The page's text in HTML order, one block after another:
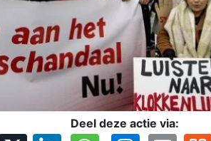
Deel deze actie via: